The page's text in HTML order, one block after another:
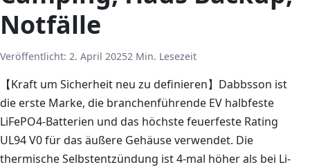
Notfälle
Veröffentlicht: 2. April 20252 Min. Lesezeit
【Kraft um Sicherheit neu zu definieren】Dabbsson ist
die erste Marke, die branchenführende EV halbfeste
LiFePO4-Batterien und das höchste feuerfeste Rating
UL94 V0 für das äußere Gehäuse verwendet. Die
thermische Selbstentzündung ist 4-mal höher als bei Li-